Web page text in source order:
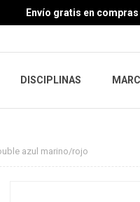
Envío gratis en
DISCIPLINAS
azul marino/rojo